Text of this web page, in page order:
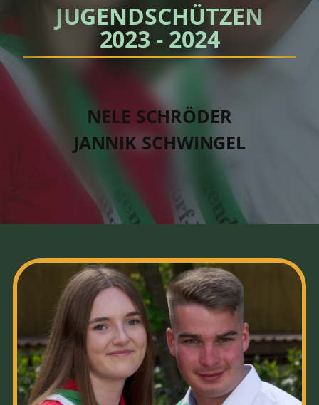
JUGENDSCHÜTZEN
2023 - 2024
NELE SCHRÖDER
JANNIK SCHWINGEL